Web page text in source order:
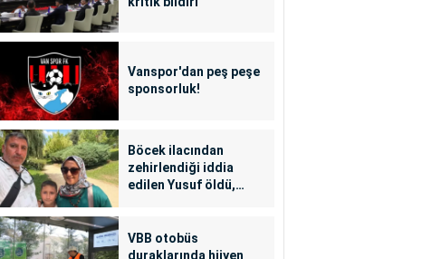
Vanspor'dan peş peşe
sponsorluk!
Böcek ilacından
zehirlendiği iddia
edilen Yusuf öldü,
VBB otobüs
duraklarında hijyen